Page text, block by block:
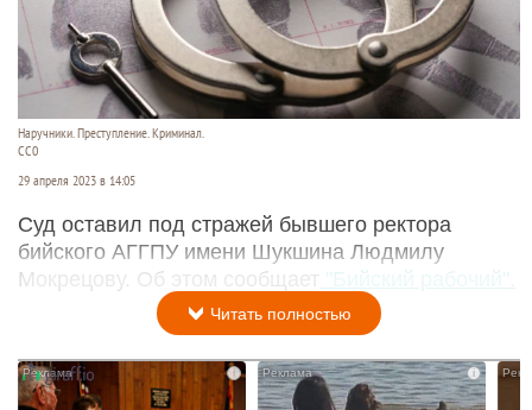
Наручники. Преступление. Криминал.
CC0
29 апреля 2023 в 14:05
Суд оставил под стражей бывшего ректора
бийского АГГПУ имени Шукшина Людмилу
Мокрецову. Об этом сообщает "Бийский рабочий".
Читать полностью
i